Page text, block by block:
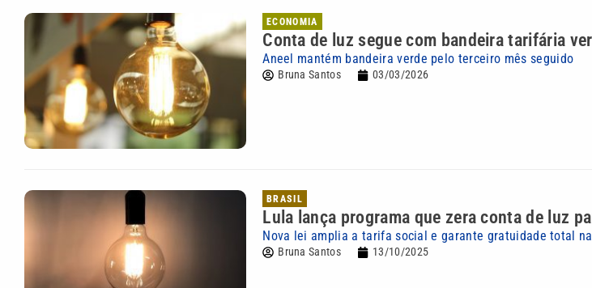
ECONOMIA
Conta de luz segue com bandeira tarifária
Aneel mantém bandeira verde pelo terceiro mês seguido
Bruna Santos 03/03/2026
BRASIL
Lula lança programa que zera conta de luz
Nova lei amplia a tarifa social e garante gratuidade total
Bruna Santos 13/10/2025